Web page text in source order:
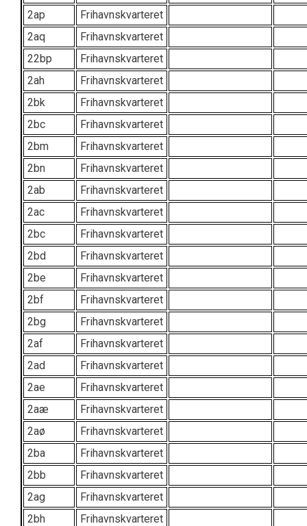
2ap
Frihavnskvarteret
2aq
Frihavnskvarteret
22bp
Frihavnskvarteret
2ah
Frihavnskvarteret
2bk
Frihavnskvarteret
2bc
Frihavnskvarteret
2bm
Frihavnskvarteret
2bn
Frihavnskvarteret
2ab
Frihavnskvarteret
2ac
Frihavnskvarteret
2bc
Frihavnskvarteret
2bd
Frihavnskvarteret
2be
Frihavnskvarteret
2bf
Frihavnskvarteret
2bg
Frihavnskvarteret
2af
Frihavnskvarteret
2ad
Frihavnskvarteret
2ae
Frihavnskvarteret
2aæ
Frihavnskvarteret
2aø
Frihavnskvarteret
2ba
Frihavnskvarteret
2bb
Frihavnskvarteret
2ag
Frihavnskvarteret
2bh
Frihavnskvarteret